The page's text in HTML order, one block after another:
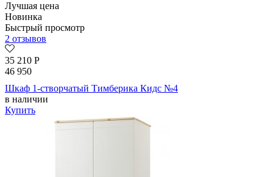
Лучшая цена
Новинка
Быстрый просмотр
2 отзывов
35 210 Р
46 950
Шкаф 1-створчатый Тимберика Кидс №4
в наличии
Купить